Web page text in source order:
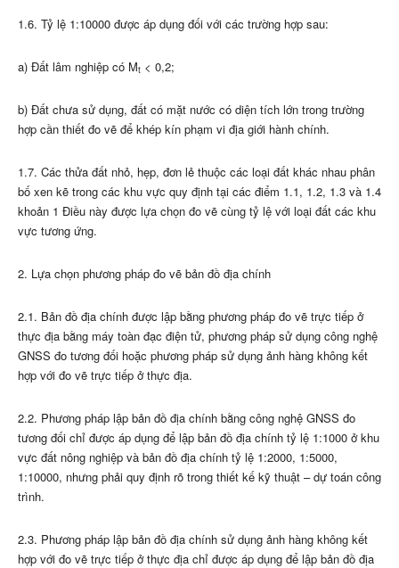
1.6. Tỷ lệ 1:10000 được áp dụng đối với các trường hợp sau:
a) Đất lâm nghiệp có Mt < 0,2;
b) Đất chưa sử dụng, đất có mặt nước có diện tích lớn trong trường
hợp cần thiết đo vẽ để khép kín phạm vi địa giới hành chính.
1.7. Các thửa đất nhỏ, hẹp, đơn lẻ thuộc các loại đất khác nhau phân
bố xen kẽ trong các khu vực quy định tại các điểm 1.1, 1.2, 1.3 và 1.4
khoản 1 Điều này được lựa chọn đo vẽ cùng tỷ lệ với loại đất các khu
vực tương ứng.
2. Lựa chọn phương pháp đo vẽ bản đồ địa chính
2.1. Bản đồ địa chính được lập bằng phương pháp đo vẽ trực tiếp ở
thực địa bằng máy toàn đạc điện tử, phương pháp sử dụng công nghệ
GNSS đo tương đối hoặc phương pháp sử dụng ảnh hàng không kết
hợp với đo vẽ trực tiếp ở thực địa.
2.2. Phương pháp lập bản đồ địa chính bằng công nghệ GNSS đo
tương đối chỉ được áp dụng để lập bản đồ địa chính tỷ lệ 1:1000 ở khu
vực đất nông nghiệp và bản đồ địa chính tỷ lệ 1:2000, 1:5000,
1:10000, nhưng phải quy định rõ trong thiết kế kỹ thuật – dự toán công
trình.
2.3. Phương pháp lập bản đồ địa chính sử dụng ảnh hàng không kết
hợp với đo vẽ trực tiếp ở thực địa chỉ được áp dụng để lập bản đồ địa